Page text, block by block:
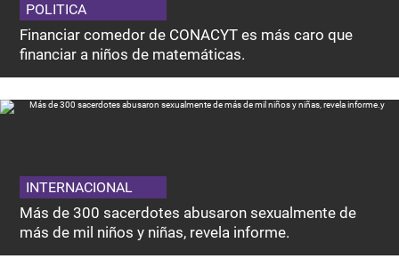
POLITICA
Financiar comedor de CONACYT es más caro que
financiar a niños de matemáticas.
INTERNACIONAL
Más de 300 sacerdotes abusaron sexualmente de
más de mil niños y niñas, revela informe.